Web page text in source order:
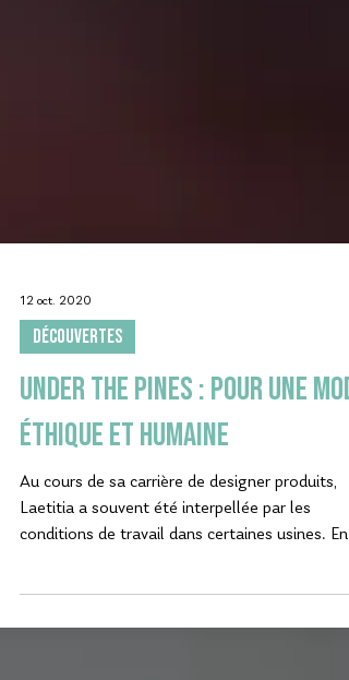
DÉCOUVERTES
Under the pines : pour une mode
éthique et humaine
Au cours de sa carrière de designer produits,
conditions de travail dans certaines usines.